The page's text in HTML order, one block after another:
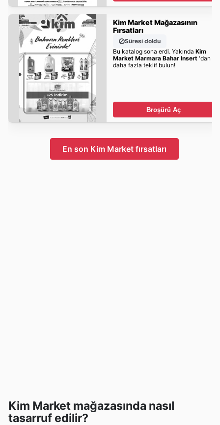
Kim Market Mağazasının
Fırsatları
Süresi doldu
Bu katalog sona erdi. Yakında Kim
Market Marmara Bahar Insert'dan
daha fazla teklif bulun!
Broşürü Aç
En son Kim Market fırsatları
Kim Market mağazasında nasıl
tasarruf edilir?